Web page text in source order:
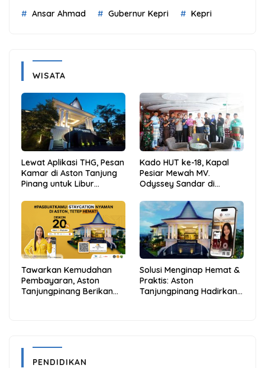
Ansar Ahmad Gubernur Kepri Kepri
WISATA
Lewat Aplikasi THG, Pesan
Kamar di Aston Tanjung
Pinang untuk Libur
dan Hemat
Kado HUT ke-18, Kapal
Pesiar Mewah MV.
Odyssey Sandar di
Anambas Siap Mendunia
Tawarkan Kemudahan
Pembayaran, Aston
Tanjungpinang Berikan
Solusi Menginap Hemat &
Praktis: Aston
Tanjungpinang Hadirkan
PENDIDIKAN